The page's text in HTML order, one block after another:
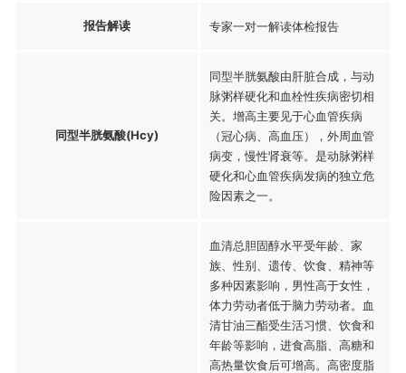
报告解读 专家一对一解读体检报告
同型半胱氨酸(Hcy)
同型半胱氨酸由肝脏合成，与动
脉粥样硬化和血栓性疾病密切相
关。增高主要见于心血管疾病
（冠心病、高血压），外周血管
病变，慢性肾衰等。是动脉粥样
硬化和心血管疾病发病的独立危
险因素之一。
血清总胆固醇水平受年龄、家
族、性别、遗传、饮食、精神等
多种因素影响，男性高于女性，
体力劳动者低于脑力劳动者。血
清甘油三酯受生活习惯、饮食和
年龄等影响，进食高脂、高糖和
高热量饮食后可增高。高密度脂